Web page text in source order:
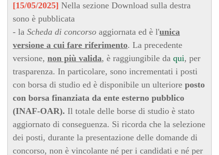
[15/05/2025] Nella sezione Download sulla destra
sono è pubblicata
- la Scheda di concorso aggiornata ed è l'unica
versione a cui fare riferimento. La precedente
versione, non più valida, è raggiungibile da qui, per
trasparenza. In particolare, sono incrementati i posti
con borsa di studio ed è disponibile un ulteriore posto
con borsa finanziata da ente esterno pubblico
(INAF-OAR). Il totale delle borse di studio è stato
aggiornato di conseguenza. Si ricorda che la selezione
dei posti, durante la presentazione delle domande di
concorso, non è vincolante né per i candidati e né per